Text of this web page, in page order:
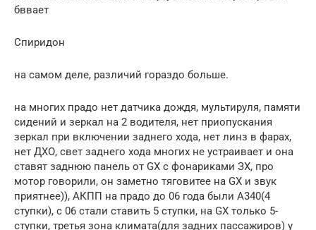
бввает
Спиридон
на самом деле, различий гораздо больше.
на многих прадо нет датчика дождя, мультируля, памяти
сидений и зеркал на 2 водителя, нет приопускания
зеркал при включении заднего хода, нет линз в фарах,
нет ДХО, свет заднего хода многих не устраивает и она
ставят заднюю панель от GX с фонариками ЗХ, про
мотор говорили, он заметно тяговитее на GX и звук
приятнее)), АКПП на прадо до 06 года были A340(4
ступки), с 06 стали ставить 5 ступки, на GX только 5-
ступки, третья зона климата(для задних пассажиров) у